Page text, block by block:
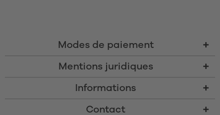
Modes de paiement
Mentions juridiques
Informations
Contact